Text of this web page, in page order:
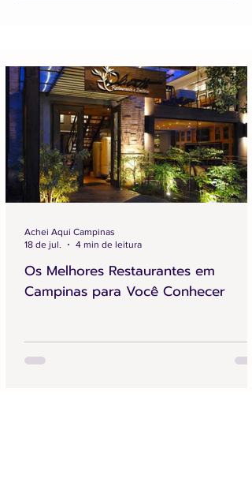
Os Melhores Restaurantes em
Campinas para Você Conhecer
Achei Aqui Campinas
18 de jul.
4 min de leitura